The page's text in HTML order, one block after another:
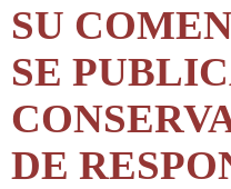
SU
SE
DE